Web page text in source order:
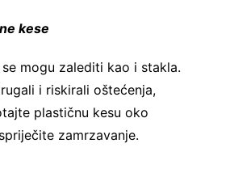
kese
mogu zalediti kao i stakla.
i riskirali oštećenja,
plastičnu kesu oko
zamrzavanje.